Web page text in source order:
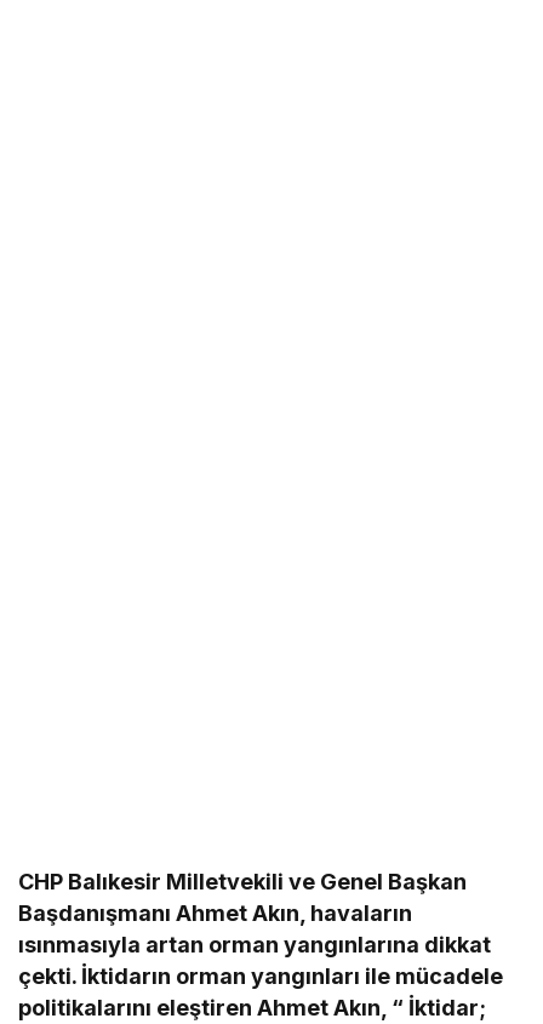
CHP Balıkesir Milletvekili ve Genel Başkan
Başdanışmanı Ahmet Akın, havaların
ısınmasıyla artan orman yangınlarına dikkat
çekti. İktidarın orman yangınları ile mücadele
politikalarını eleştiren Ahmet Akın, “ İktidar;